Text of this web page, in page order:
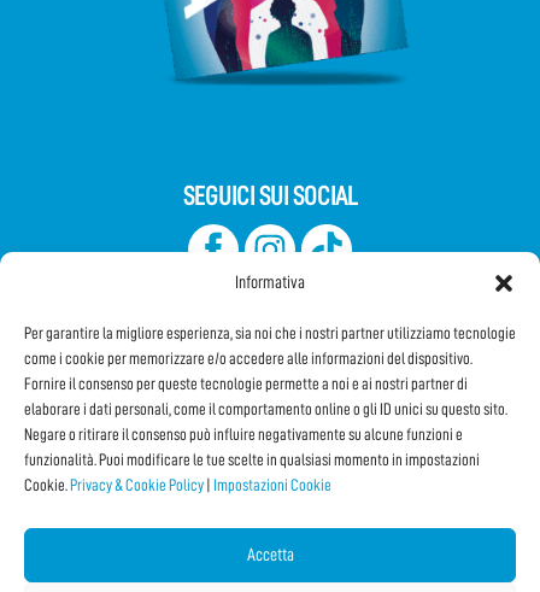
Informativa
Per garantire la migliore esperienza, sia noi che i nostri partner utilizziamo tecnologie
come i cookie per memorizzare e/o accedere alle informazioni del dispositivo.
Fornire il consenso per queste tecnologie permette a noi e ai nostri partner di
elaborare i dati personali, come il comportamento online o gli ID unici su questo sito.
Negare o ritirare il consenso può influire negativamente su alcune funzioni e
funzionalità. Puoi modificare le tue scelte in qualsiasi momento in impostazioni
Cookie. Privacy & Cookie Policy Impostazioni Cookie
Accetta
SEGUICI SUI SOCIAL
Iscriviti alla Newsletter
CONDIVIDI QUESTA PAGINA!
Facebook